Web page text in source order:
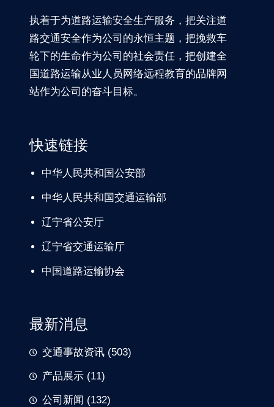
执着于为道路运输安全生产服务，把关注道
路交通安全作为公司的永恒主题，把挽救车
轮下的生命作为公司的社会责任，把创建全
国道路运输从业人员网络远程教育的品牌网
站作为公司的奋斗目标。
快速链接
中华人民共和国公安部
中华人民共和国交通运输部
辽宁省公安厅
辽宁省交通运输厅
中国道路运输协会
最新消息
交通事故资讯 (503)
产品展示 (11)
公司新闻 (132)